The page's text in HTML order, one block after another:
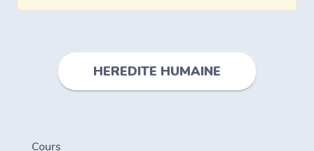
HEREDITE HUMAINE
Cours